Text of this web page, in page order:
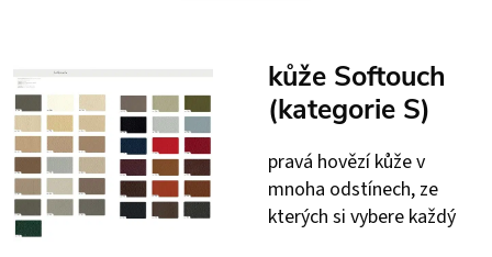
kůže Softouch
(kategorie S)
pravá hovězí kůže v
mnoha odstínech, ze
kterých si vybere každý